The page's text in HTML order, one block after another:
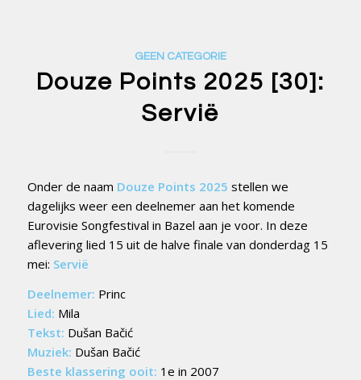
GEEN CATEGORIE
Douze Points 2025 [30]:
Servië
Onder de naam Douze Points 2025 stellen we
dagelijks weer een deelnemer aan het komende
Eurovisie Songfestival in Bazel aan je voor. In deze
aflevering lied 15 uit de halve finale van donderdag 15
mei: Servië
Deelnemer: Princ
Lied: Mila
Tekst: Dušan Bačić
Muziek: Dušan Bačić
Beste klassering ooit: 1e in 2007